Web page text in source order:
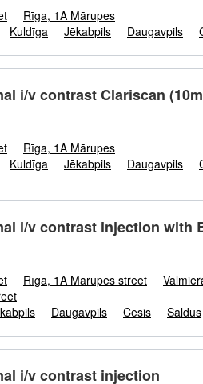
Rīga, 1A Mārupes
Kuldīga Jēkabpils Daugavpils
i/v contrast Clariscan
Rīga, 1A Mārupes
Kuldīga Jēkabpils Daugavpils
i/v contrast injection with
Rīga, 1A Mārupes street
Daugavpils Cēsis Saldus
i/v contrast injection